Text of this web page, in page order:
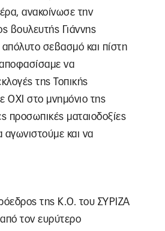
ανακοίνωσε την
βουλευτής Γιάννης
σεβασμό και πίστη
να
της Τοπικής
ΟΧΙ στο μνημόνιο της
προσωπικές ματαιοδοξίες
αγωνιστούμε και να
της Κ.Ο. του ΣΥΡΙΖΑ
τον ευρύτερο